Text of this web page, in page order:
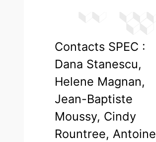
Contacts SPEC :
Dana Stanescu,
Helene Magnan,
Jean-Baptiste
Moussy, Cindy
Rountree, Antoine